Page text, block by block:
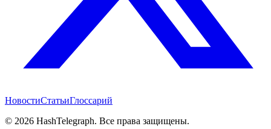
НовостиСтатьиГлоссарий
© 2026 HashTelegraph. Все права защищены.